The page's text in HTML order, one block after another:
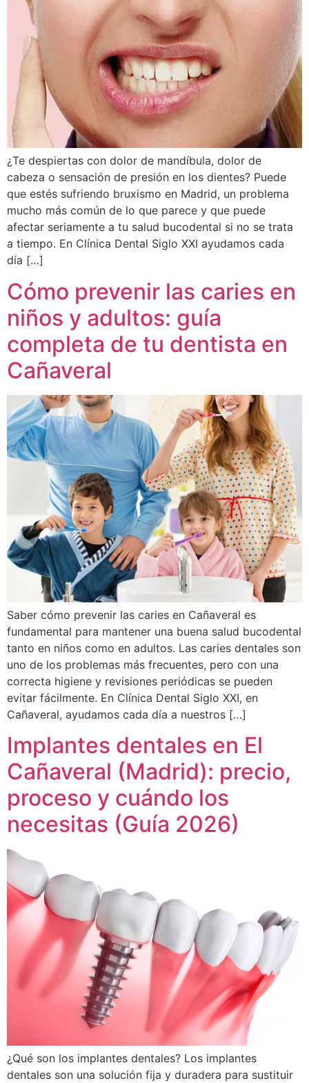
¿Te despiertas con dolor de mandíbula, dolor de
cabeza o sensación de presión en los dientes? Puede
que estés sufriendo bruxismo en Madrid, un problema
mucho más común de lo que parece y que puede
afectar seriamente a tu salud bucodental si no se trata
a tiempo. En Clínica Dental Siglo XXI ayudamos cada
día […]
Cómo prevenir las caries en
niños y adultos: guía
completa de tu dentista en
Cañaveral
Saber cómo prevenir las caries en Cañaveral es
fundamental para mantener una buena salud bucodental
tanto en niños como en adultos. Las caries dentales son
uno de los problemas más frecuentes, pero con una
correcta higiene y revisiones periódicas se pueden
evitar fácilmente. En Clínica Dental Siglo XXI, en
Cañaveral, ayudamos cada día a nuestros […]
Implantes dentales en El
Cañaveral (Madrid): precio,
proceso y cuándo los
necesitas (Guía 2026)
¿Qué son los implantes dentales? Los implantes
dentales son una solución fija y duradera para sustituir